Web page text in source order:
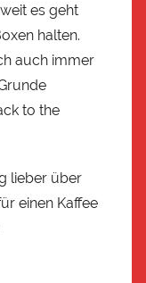
es geht
halten.
auch immer
to the
lieber über
einen Kaffee